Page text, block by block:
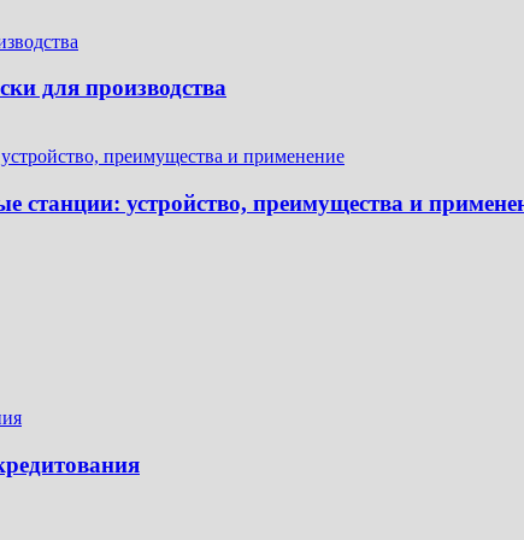
для производства
станции: устройство, преимущества и